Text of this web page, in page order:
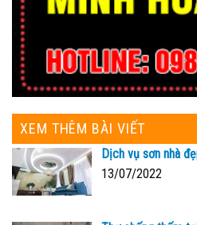
XEM THÊM BÀI VIẾT
Dịch vụ sơn nhà
13/07/2022